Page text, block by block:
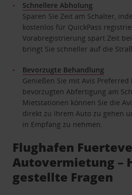
Schnellere Abholung
Sparen Sie Zeit am Schalter,
kostenlos für QuickPass
Vorabregistrierung spart Zeit
bringt Sie schneller auf die
Bevorzugte Behandlung
Genießen Sie mit Avis
bevorzugten Abfertigung am
Mietstationen können Sie die
direkt zu Ihrem Auto zu gehen
in Empfang zu nehmen.
Flughafen
Autovermietung –
gestellte Fragen